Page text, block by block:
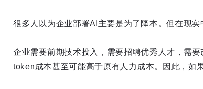
很多人以为企业部署AI主要是为了降本。但在现实
企业需要前期技术投入，需要招聘优秀人才，需
token成本甚至可能高于原有人力成本。因此，如